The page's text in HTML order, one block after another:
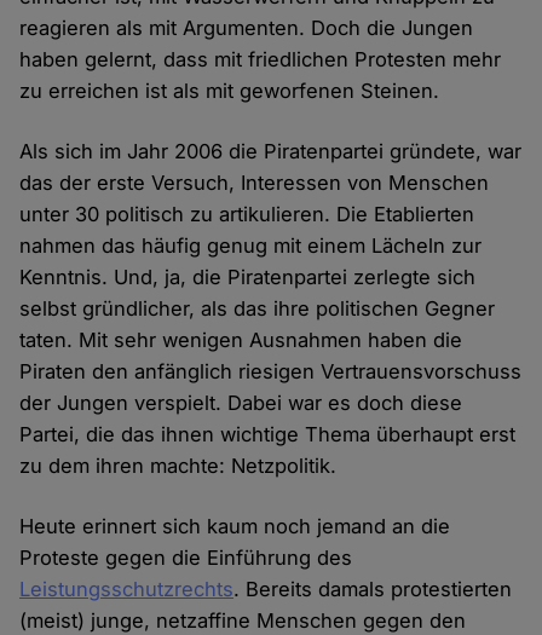
reagieren als mit Argumenten. Doch die Jungen
haben gelernt, dass mit friedlichen Protesten mehr
zu erreichen ist als mit geworfenen Steinen.
Als sich im Jahr 2006 die Piratenpartei gründete, war
das der erste Versuch, Interessen von Menschen
unter 30 politisch zu artikulieren. Die Etablierten
nahmen das häufig genug mit einem Lächeln zur
Kenntnis. Und, ja, die Piratenpartei zerlegte sich
selbst gründlicher, als das ihre politischen Gegner
taten. Mit sehr wenigen Ausnahmen haben die
Piraten den anfänglich riesigen Vertrauensvorschuss
der Jungen verspielt. Dabei war es doch diese
Partei, die das ihnen wichtige Thema überhaupt erst
zu dem ihren machte: Netzpolitik.
Heute erinnert sich kaum noch jemand an die
Proteste gegen die Einführung des
Leistungsschutzrechts. Bereits damals protestierten
(meist) junge, netzaffine Menschen gegen den